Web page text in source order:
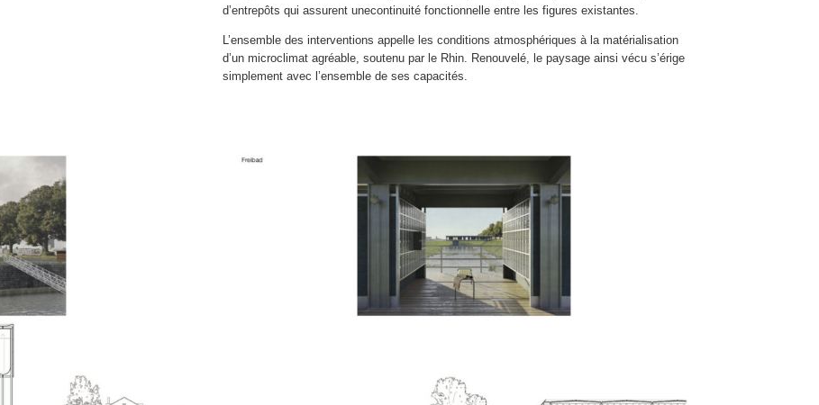
d’entrepôts qui assurent unecontinuité fonctionnelle entre les figures existantes.
L’ensemble des interventions appelle les conditions atmosphériques à la matérialisation
d’un microclimat agréable, soutenu par le Rhin. Renouvelé, le paysage ainsi vécu s’érige
simplement avec l’ensemble de ses capacités.